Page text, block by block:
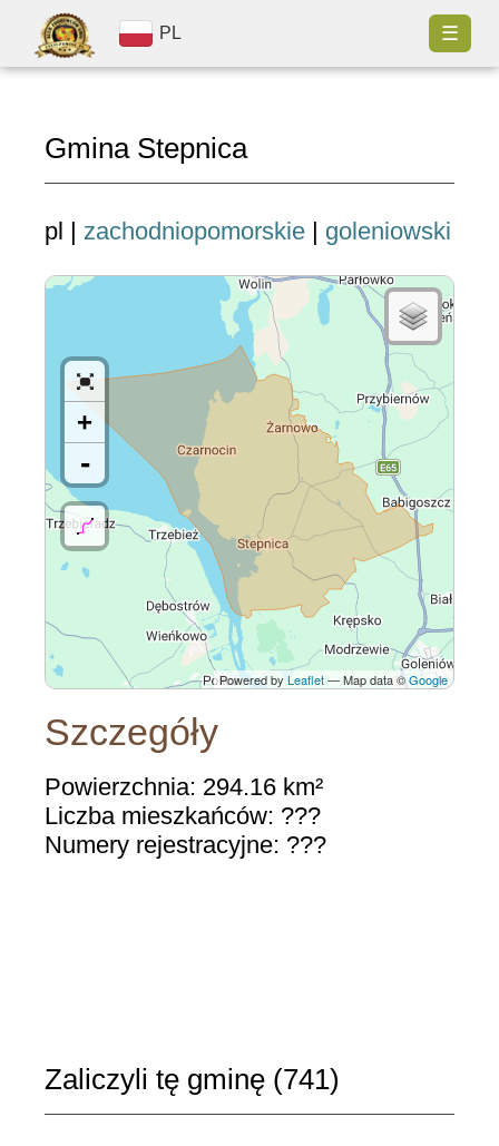
PL ☰
Gmina Stepnica
pl | zachodniopomorskie | goleniowski
+
-
Powered by Leaflet— Map data ©Google
Szczegóły
Powierzchnia: 294.16 km²
Liczba mieszkańców: ???
Numery rejestracyjne: ???
Zaliczyli tę gminę (741)